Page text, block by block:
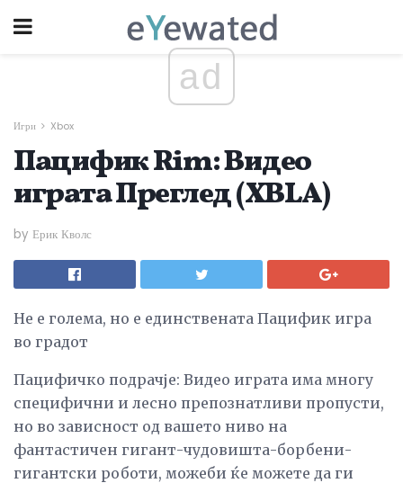
ad
Игри Xbox
Пацифик Rim: Видео
играта Преглед (XBLA)
by Ерик Кволс
Не е голема, но е единствената Пацифик игра
во градот
Пацифичко подрачје: Видео играта има многу
специфични и лесно препознатливи пропусти,
но во зависност од вашето ниво на
фантастичен гигант-чудовишта-борбени-
гигантски роботи, можеби ќе можете да ги